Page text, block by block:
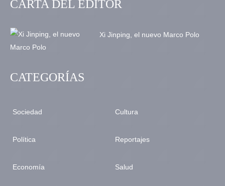
CARTA DEL EDITOR
Xi Jinping, el nuevo Marco Polo
CATEGORÍAS
Sociedad
Política
Economía
Cultura
Reportajes
Salud